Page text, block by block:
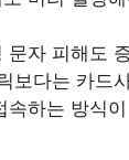
문자 피해도
보다는 카드
속하는 방식